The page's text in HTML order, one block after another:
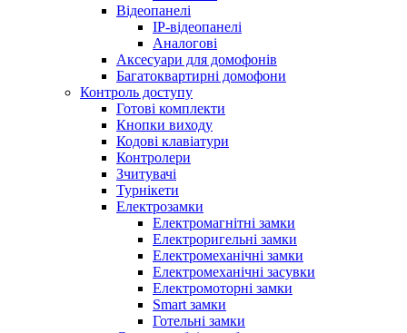
Відеопанелі
IP-відеопанелі
Аналогові
Аксесуари для домофонів
Багатоквартирні домофони
Контроль доступу
Готові комплекти
Кнопки виходу
Кодові клавіатури
Контролери
Зчитувачі
Турнікети
Електрозамки
Електромагнітні замки
Електроригельні замки
Електромеханічні замки
Електромеханічні засувки
Електромоторні замки
Smart замки
Готельні замки